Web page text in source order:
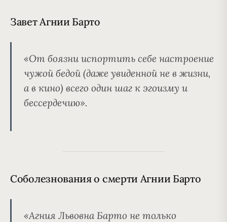
Завет Агнии Барто
«От боязни испортить себе настроение
чужой бедой (даже увиденной не в жизни,
а в кино) всего один шаг к эгоизму и
бессердечию».
Соболезнования о смерти Агнии Барто
«Агния Львовна Барто не только